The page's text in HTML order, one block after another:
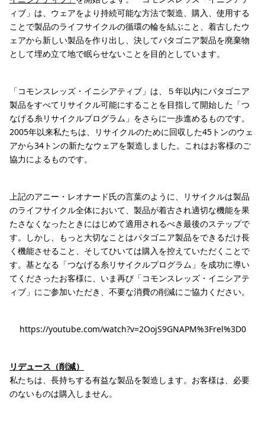
ィブ」は、ウェアをより持続可能な方法で製造、購入、使用する
ことで製品のライフサイクルの循環の輪を結ぶこと、着古したウ
ェアから新しい製品を作り出し、決してパタゴニア製品を廃棄物
として埋め立て地で眠らせないことを目的としています。
「コモンスレッズ・イニシアティブ」は、５年以内にパタゴニア
製品をすべてリサイクル可能にすることを目指して開始した「つ
なげる糸リサイクルプログラム」をさらに一歩進めるものです。
2005年以来私たちは、リサイクルのために回収した45トンのウェ
アから34トンの新たなウェアを製造しました。これはお客様のご
協力によるものです。
上記のアニー・レオナード氏の言葉のように、リサイクルは製品
のライフサイクル全体において、製品が着古され適切な機能を果
たさなくなったときにはじめて適用されるべき最後のステップで
す。しかし、もっと大切なことはパタゴニア製品をできるだけ長
く機能させること、そしてひいては購入を控えていただくことで
す。基となる「つなげる糸リサイクルプログラム」を成功に導い
てくださったお客様に、いま再び「コモンスレッズ・イニシアテ
ィブ」にご参加いただき、不要な消費の削減にご協力ください。
https://youtube.com/watch?v=2OojS9GNAPM%3Frel%3D0
リデュース（削減）
私たちは、長持ちする有益な製品を製造します。お客様は、必要
のないものは購入しません。